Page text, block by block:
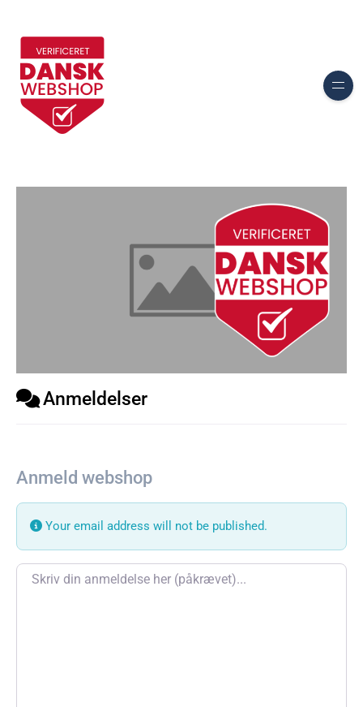
Anmeldelser
Anmeld webshop
Your email address will not be published.
Review text